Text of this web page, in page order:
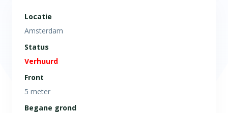
Locatie
Amsterdam
Status
Verhuurd
Front
5 meter
Begane grond